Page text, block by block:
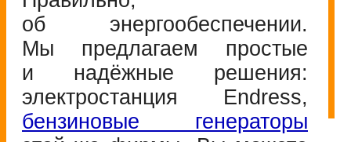
об энергообеспечении.
Мы предлагаем простые
и надёжные решения:
электростанция Endress,
бензиновые генераторы